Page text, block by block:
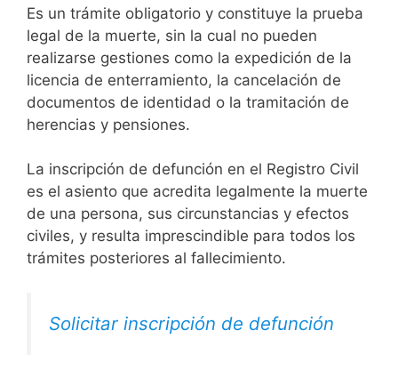
Es un trámite obligatorio y constituye la prueba
legal de la muerte, sin la cual no pueden
realizarse gestiones como la expedición de la
licencia de enterramiento, la cancelación de
documentos de identidad o la tramitación de
herencias y pensiones.
La inscripción de defunción en el Registro Civil
es el asiento que acredita legalmente la muerte
de una persona, sus circunstancias y efectos
civiles, y resulta imprescindible para todos los
trámites posteriores al fallecimiento.
Solicitar inscripción de defunción